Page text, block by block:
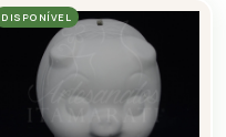
DISPONÍVEL